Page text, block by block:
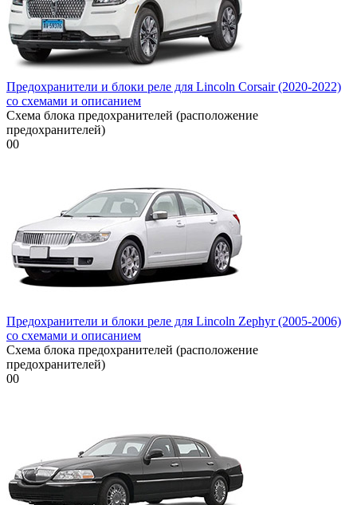
Предохранители и блоки реле для Lincoln Corsair (2020-2022)
со схемами и описанием
Схема блока предохранителей (расположение
предохранителей)
00
Предохранители и блоки реле для Lincoln Zephyr (2005-2006)
со схемами и описанием
Схема блока предохранителей (расположение
предохранителей)
00